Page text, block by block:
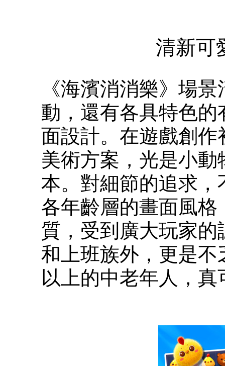
清新可
《海濱消消樂》場
動，還有各具特色
面設計。在遊戲創
美術方案，光是小
本。對細節的追求
各年齡層的畫面風
質，受到廣大玩家
和上班族外，更是
以上的中老年人，